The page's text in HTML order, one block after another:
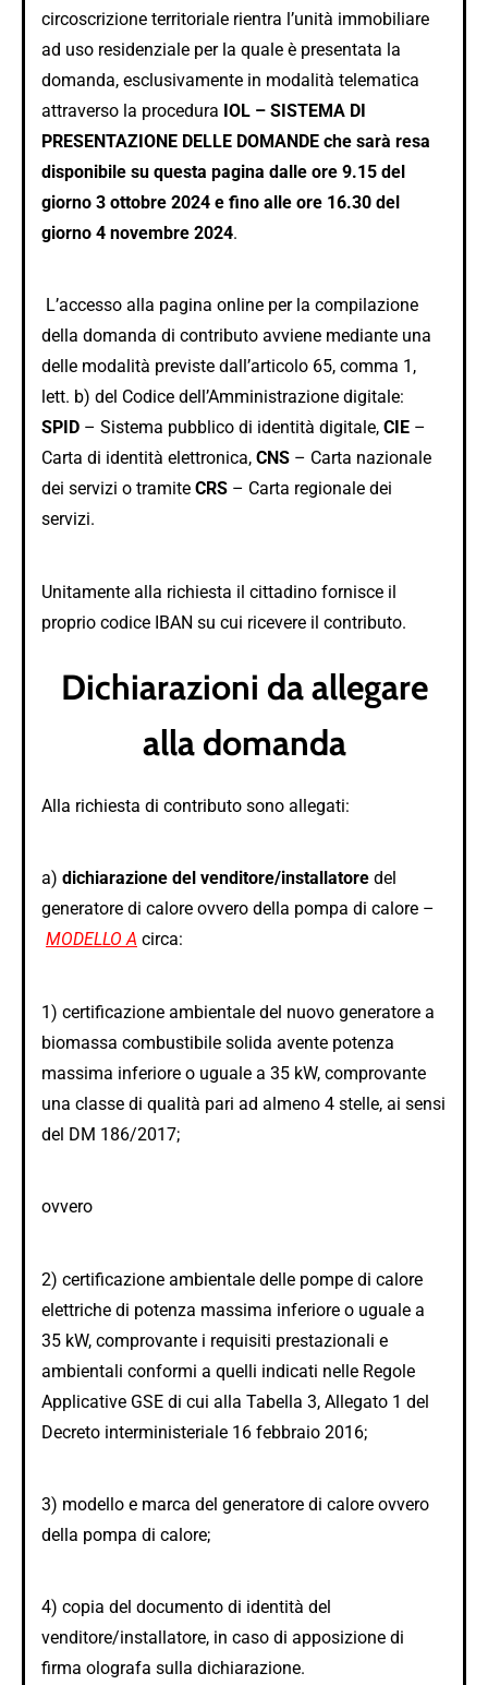
circoscrizione territoriale rientra l’unità immobiliare
ad uso residenziale per la quale è presentata la
domanda, esclusivamente in modalità telematica
attraverso la procedura IOL – SISTEMA DI
PRESENTAZIONE DELLE DOMANDE che sarà resa
disponibile su questa pagina dalle ore 9.15 del
giorno 3 ottobre 2024 e fino alle ore 16.30 del
giorno 4 novembre 2024.
L’accesso alla pagina online per la compilazione
della domanda di contributo avviene mediante una
delle modalità previste dall’articolo 65, comma 1,
lett. b) del Codice dell’Amministrazione digitale:
SPID – Sistema pubblico di identità digitale, CIE –
Carta di identità elettronica, CNS – Carta nazionale
dei servizi o tramite CRS – Carta regionale dei
servizi.
Unitamente alla richiesta il cittadino fornisce il
proprio codice IBAN su cui ricevere il contributo.
Dichiarazioni da allegare
alla domanda
Alla richiesta di contributo sono allegati:
a) dichiarazione del venditore/installatore del
generatore di calore ovvero della pompa di calore –
MODELLO A circa:
1) certificazione ambientale del nuovo generatore a
biomassa combustibile solida avente potenza
massima inferiore o uguale a 35 kW, comprovante
una classe di qualità pari ad almeno 4 stelle, ai sensi
del DM 186/2017;
ovvero
2) certificazione ambientale delle pompe di calore
elettriche di potenza massima inferiore o uguale a
35 kW, comprovante i requisiti prestazionali e
ambientali conformi a quelli indicati nelle Regole
Applicative GSE di cui alla Tabella 3, Allegato 1 del
Decreto interministeriale 16 febbraio 2016;
3) modello e marca del generatore di calore ovvero
della pompa di calore;
4) copia del documento di identità del
venditore/installatore, in caso di apposizione di
firma olografa sulla dichiarazione.